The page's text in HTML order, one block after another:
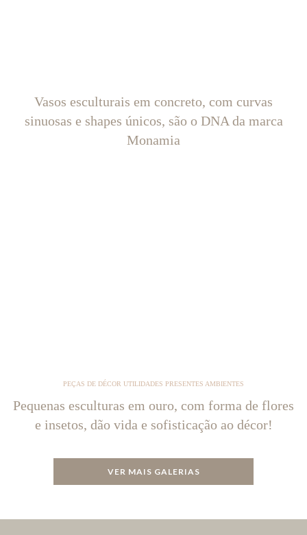
Vasos esculturais em concreto, com curvas
sinuosas e shapes únicos, são o DNA da marca
Monamia
PEÇAS DE DÉCOR UTILIDADES PRESENTES AMBIENTES
Pequenas esculturas em ouro, com forma de flores
e insetos, dão vida e sofisticação ao décor!
VER MAIS GALERIAS